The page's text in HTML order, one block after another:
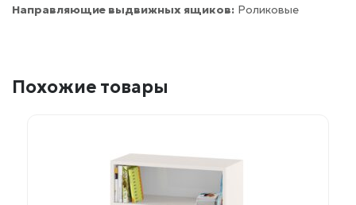
Направляющие выдвижных ящиков: Роликовые
Похожие товары